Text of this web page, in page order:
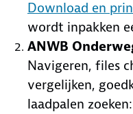
Download en
wordt inpakken
ANWB
Navigeren, files
vergelijken,
laadpalen zoeken: